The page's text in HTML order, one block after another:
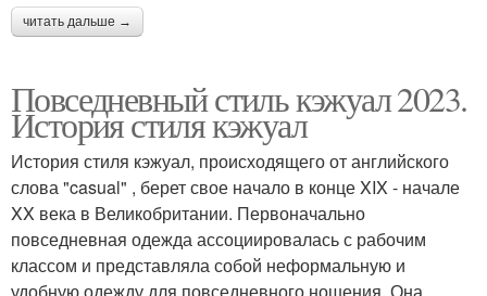
читать дальше →
Повседневный стиль кэжуал 2023.
История стиля кэжуал
История стиля кэжуал, происходящего от английского
слова "casual" , берет свое начало в конце XIX - начале
XX века в Великобритании. Первоначально
повседневная одежда ассоциировалась с рабочим
классом и представляла собой неформальную и